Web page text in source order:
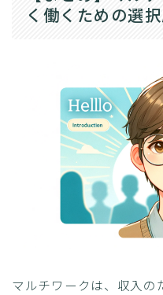
く働くための選択
マルチワークは、収入の